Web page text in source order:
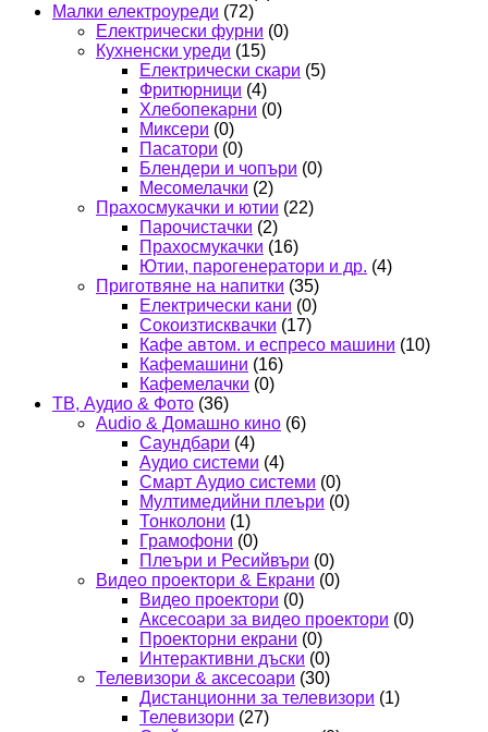
Малки електроуреди (72)
Електрически фурни (0)
Кухненски уреди (15)
Електрически скари (5)
Фритюрници (4)
Хлебопекарни (0)
Миксери (0)
Пасатори (0)
Блендери и чопъри (0)
Месомелачки (2)
Прахосмукачки и ютии (22)
Парочистачки (2)
Прахосмукачки (16)
Ютии, парогенератори и др. (4)
Приготвяне на напитки (35)
Електрически кани (0)
Сокоизтисквачки (17)
Кафе автом. и еспресо машини (10)
Кафемашини (16)
Кафемелачки (0)
ТВ, Аудио & Фото (36)
Audio & Домашно кино (6)
Саундбари (4)
Аудио системи (4)
Смарт Аудио системи (0)
Мултимедийни плеъри (0)
Тонколони (1)
Грамофони (0)
Плеъри и Ресийвъри (0)
Видео проектори & Екрани (0)
Видео проектори (0)
Аксесоари за видео проектори (0)
Проекторни екрани (0)
Интерактивни дъски (0)
Телевизори & аксесоари (30)
Дистанционни за телевизори (1)
Телевизори (27)